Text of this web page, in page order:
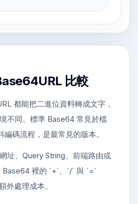
比較
都能把二進位資料轉成文字，
不同。標準 Base64 常見於檔
碼流程，是最常見的版本。
址、Query String、前端路由或
Base64 裡的 `+`、`/` 與 `=`
外處理成本。